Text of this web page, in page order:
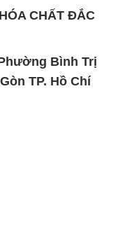
CHẤT ĐẮC
Bình Trị
TP. Hồ Chí